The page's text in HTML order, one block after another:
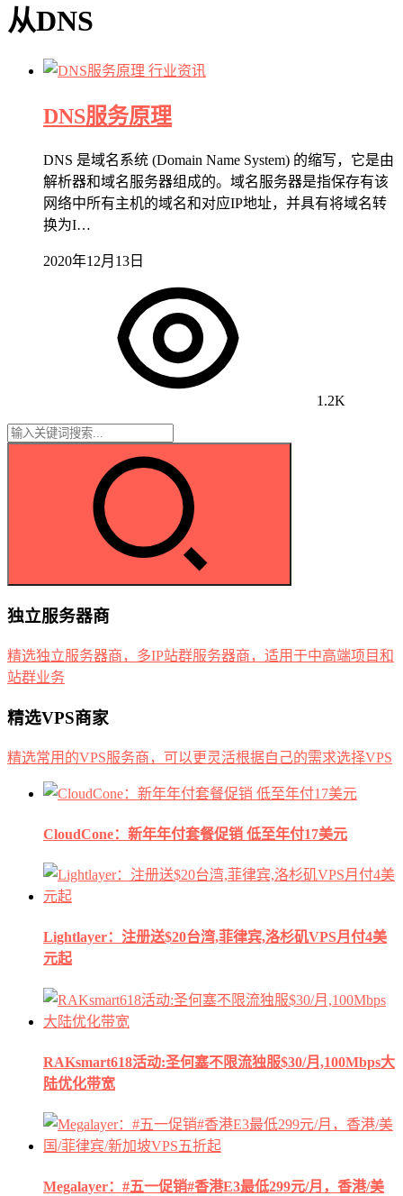
从DNS
行业资讯
DNS服务原理
DNS 是域名系统 (Domain Name System) 的缩写，它是由
解析器和域名服务器组成的。域名服务器是指保存有该
网络中所有主机的域名和对应IP地址，并具有将域名转
换为I…
2020年12月13日
1.2K
独立服务器商
精选独立服务器商，多IP站群服务器商，适用于中高端项目和
站群业务
精选VPS商家
精选常用的VPS服务商，可以更灵活根据自己的需求选择VPS
CloudCone：新年年付套餐促销 低至年付17美元
Lightlayer：注册送$20台湾,菲律宾,洛杉矶VPS月付4美
元起
RAKsmart618活动:圣何塞不限流独服$30/月,100Mbps大
陆优化带宽
Megalayer：#五一促销#香港E3最低299元/月，香港/美